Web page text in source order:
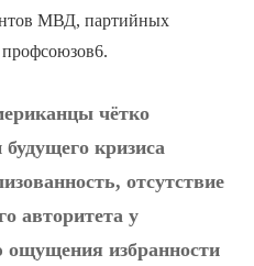
МВД, партийных
чётко
кризиса
отсутствие
авторитета у
ощущения избранности